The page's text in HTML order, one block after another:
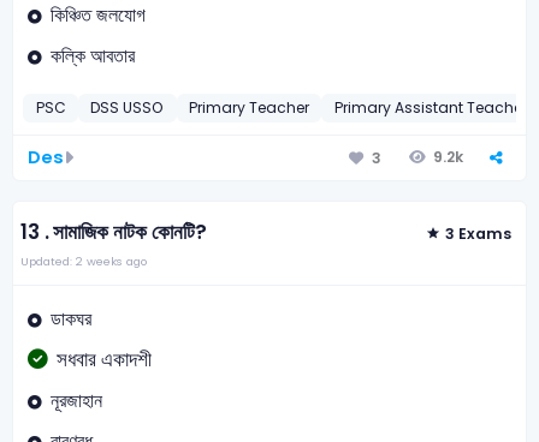
কিঞ্চিত জলযোগ
কল্কি আবতার
PSC DSS USSO Primary Teacher Primary Assistant Teacher-
Des 3 9.2k
13 .সামাজিক নাটক কোনটি? 3 Exams
Updated: 2 weeks ago
ডাকঘর
সধবার একাদশী
নূরজাহান